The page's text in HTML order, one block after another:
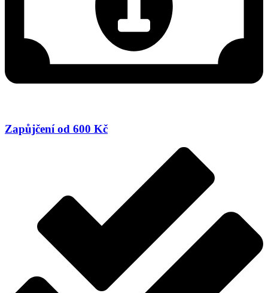
Zapůjčení od 600 Kč